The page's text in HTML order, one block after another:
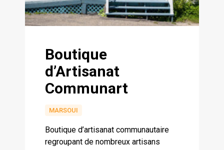
Boutique
d’Artisanat
Communart
MARSOUI
Boutique d’artisanat communautaire
regroupant de nombreux artisans